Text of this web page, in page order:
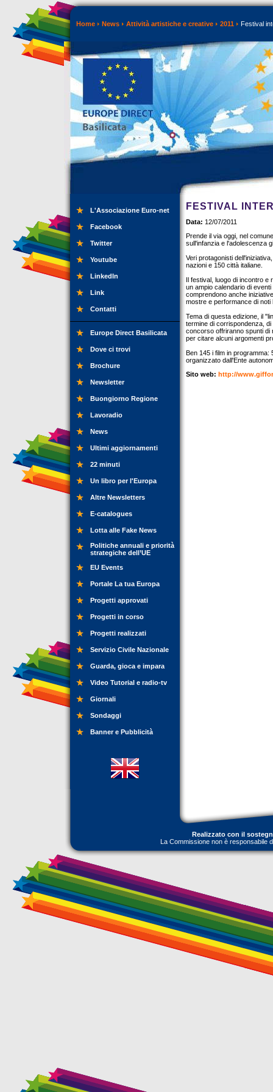
Home News Attività artistiche e creative 2011 Festival
L'Associazione Euro-net
Facebook
Twitter
Youtube
LinkedIn
Link
Contatti
Europe Direct Basilicata
Dove ci trovi
Brochure
Newsletter
Buongiorno Regione
Lavoradio
News
Ultimi aggiornamenti
22 minuti
Un libro per l'Europa
Altre Newsletters
E-catalogues
Lotta alle Fake News
Politiche annuali e priorità
strategiche dell’UE
EU Events
Portale La tua Europa
Progetti approvati
Progetti in corso
Progetti realizzati
Servizio Civile Nazionale
Guarda, gioca e impara
Video Tutorial e radio-tv
Giornali
Sondaggi
Banner e Pubblicità
FESTIVAL
Data: 12/07/2011
Prende il via oggi, nel
sull'infanzia e l'adolescenza
Veri protagonisti
nazioni e 150 città italiane.
Il festival, luogo di incontro e
un ampio calendario di
comprendono anche
mostre e performance di noti
Tema di questa edizione, il
termine di corrispondenza,
concorso offriranno spunti di
per citare alcuni argomenti
Ben 145 i film in
organizzato dall'Ente
Sito web: http://
Realizzato con il
La Commissione non è responsabile